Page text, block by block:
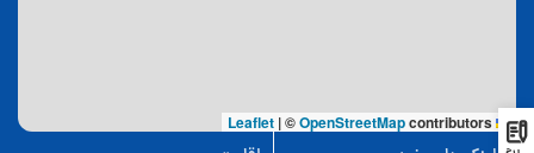
Leaflet
|©OpenStreetMapcontributors